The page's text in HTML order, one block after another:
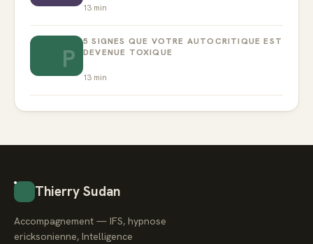
13 min
P
5 SIGNES QUE VOTRE AUTOCRITIQUE EST
DEVENUE TOXIQUE
13 min
Thierry Sudan
Accompagnement — IFS, hypnose
ericksonienne, Intelligence